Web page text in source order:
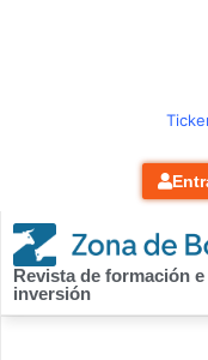
Revista de formación
inversión